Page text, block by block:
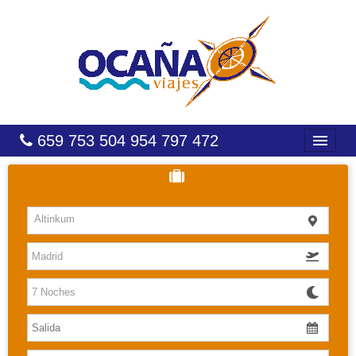
659 753 504 954 797 472
HOTELES
COSTAS
CARIBE
CANARIAS
BALEARES
Altinkum